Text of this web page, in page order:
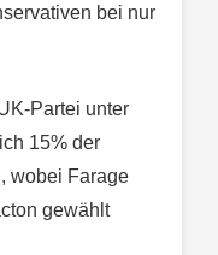
bei nur
Partei unter
15% der
wobei Farage
gewählt